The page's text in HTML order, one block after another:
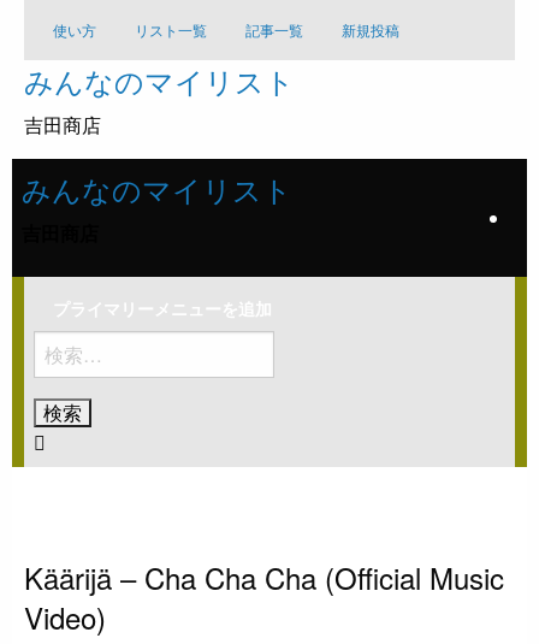
へ
プ
使い方 リスト一覧 記事一覧 新規投稿
みんなのマイリスト
吉田商店
みんなのマイリスト
プライマリーメニューを追加
検
索:
Käärijä – Cha Cha Cha (Official Music
Video)